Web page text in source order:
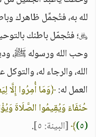
لله به، فتُجمِّل ظاهرك
﷿؛ فتُجمّل باطنك
وحب الله ورسوله ﷺ،
الله، والرجاء له،
العمل له:﴿وَمَا أُمِرُوا إِلَّا
حُنَفَاءَ وَيُقِيمُوا الصَّلَاةَ
(٥) ﴾[البينة: ٥]
.